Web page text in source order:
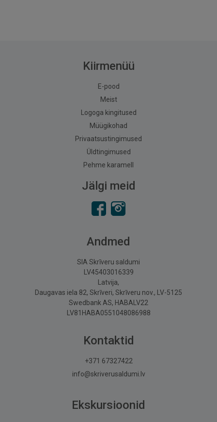
Kiirmenüü
E-pood
Meist
Logoga kingitused
Müügikohad
Privaatsustingimused
Üldtingimused
Pehme karamell
Jälgi meid
Andmed
SIA Skrīveru saldumi
LV45403016339
Latvija,
Daugavas iela 82, Skrīveri, Skrīveru nov., LV-5125
Swedbank AS, HABALV22
LV81HABA0551048086988
Kontaktid
+371 67327422
info@skriverusaldumi.lv
Ekskursioonid